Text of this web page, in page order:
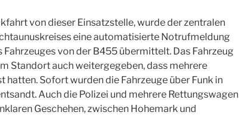
von dieser Einsatzstelle, wurde der zentralen
eine automatisierte Notrufmeldung
Fahrzeuges von der B455 übermittelt. Das Fahrzeug
Standort auch weitergegeben, dass mehrere
hatten. Sofort wurden die Fahrzeuge über Funk in
Auch die Polizei und mehrere Rettungswagen
Geschehen, zwischen Hohemark und